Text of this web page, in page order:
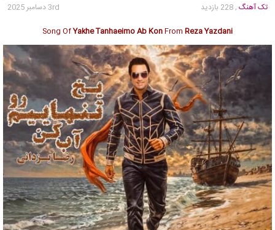
تک آهنگ , 228 بازدید
3rd دسامبر 2025
Song OfYakhe Tanhaeimo Ab KonFrom Reza Yazdani